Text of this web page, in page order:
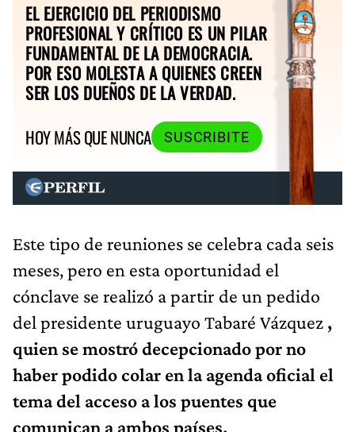
EL EJERCICIO DEL PERIODISMO
PROFESIONAL Y CRÍTICO ES UN PILAR
FUNDAMENTAL DE LA DEMOCRACIA.
POR ESO MOLESTA A QUIENES CREEN
SER LOS DUEÑOS DE LA VERDAD.
HOY MÁS QUE NUNCA
SUSCRIBITE
Este tipo de reuniones se celebra cada seis
meses, pero en esta oportunidad el
cónclave se realizó a partir de un pedido
del presidente uruguayo Tabaré Vázquez ,
quien se mostró decepcionado por no
haber podido colar en la agenda oficial el
tema del acceso a los puentes que
comunican a ambos países.